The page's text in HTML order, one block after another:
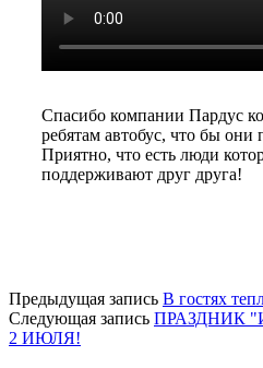
Спасибо компании Пардус
ребятам автобус, что бы они
Приятно, что есть люди
поддерживают друг друга!
Предыдущая запись В гостях
Следующая запись ПРАЗДНИК
2 ИЮЛЯ!